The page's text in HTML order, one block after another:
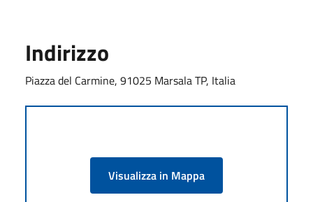
Indirizzo
Piazza del Carmine, 91025 Marsala TP, Italia
Visualizza in Mappa